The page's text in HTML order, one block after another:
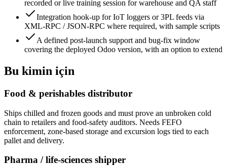
recorded or live training session for warehouse and QA staff
Integration hook-up for IoT loggers or 3PL feeds via
XML-RPC / JSON-RPC where required, with sample scripts
A defined post-launch support and bug-fix window
covering the deployed Odoo version, with an option to extend
Bu kimin için
Food & perishables distributor
Ships chilled and frozen goods and must prove an unbroken cold
chain to retailers and food-safety auditors. Needs FEFO
enforcement, zone-based storage and excursion logs tied to each
pallet and delivery.
Pharma / life-sciences shipper